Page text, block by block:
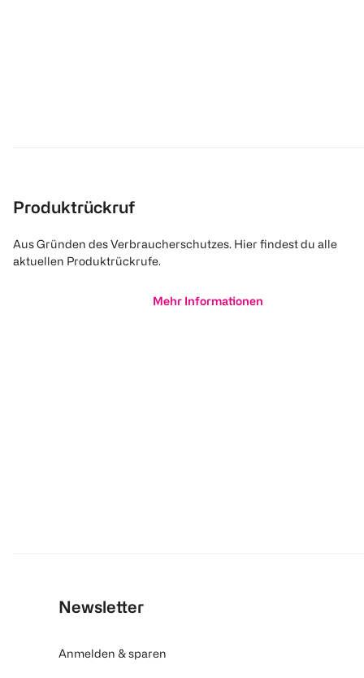
Produktrückruf
Aus Gründen des Verbraucherschutzes. Hier findest du alle
aktuellen Produktrückrufe.
Mehr Informationen
Newsletter
Anmelden & sparen